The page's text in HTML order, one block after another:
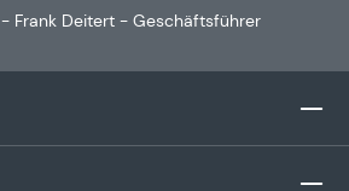
- Frank Deitert - Geschäftsführer